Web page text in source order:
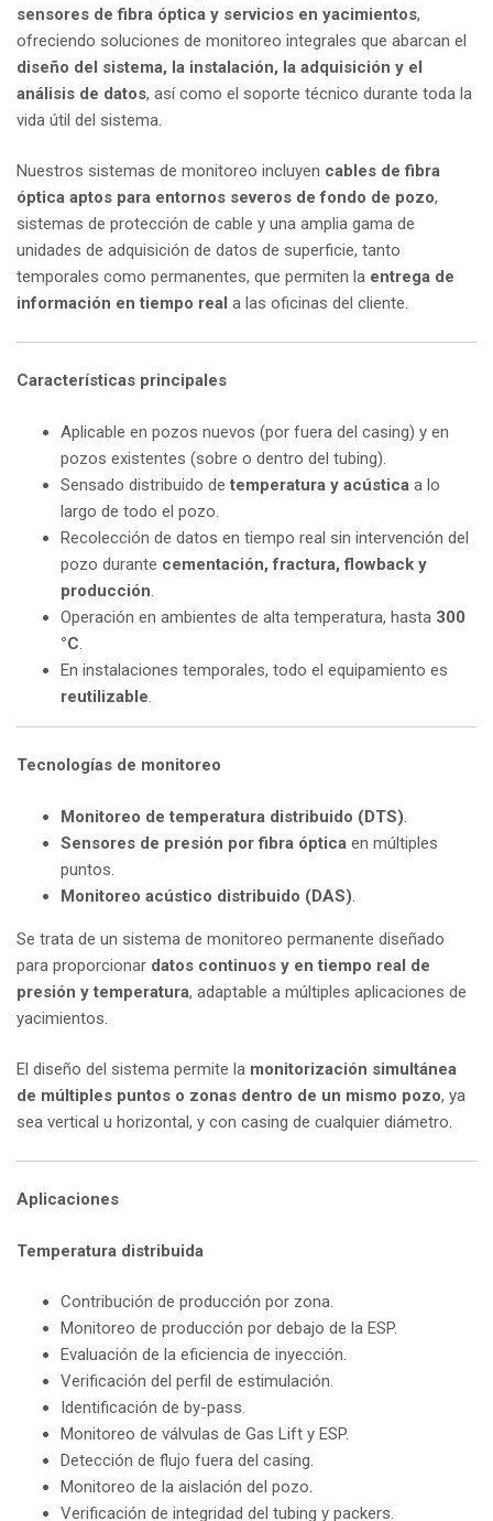
sensores de fibra óptica y servicios en yacimientos,
ofreciendo soluciones de monitoreo integrales que abarcan el
diseño del sistema, la instalación, la adquisición y el
análisis de datos, así como el soporte técnico durante toda la
vida útil del sistema.
Nuestros sistemas de monitoreo incluyen cables de fibra
óptica aptos para entornos severos de fondo de pozo,
sistemas de protección de cable y una amplia gama de
unidades de adquisición de datos de superficie, tanto
temporales como permanentes, que permiten la entrega de
información en tiempo real a las oficinas del cliente.
Características principales
Aplicable en pozos nuevos (por fuera del casing) y en
pozos existentes (sobre o dentro del tubing).
Sensado distribuido detemperatura y acústica a lo
largo de todo el pozo.
Recolección de datos en tiempo real sin intervención del
pozo durante cementación, fractura, flowback y
producción
Operación en ambientes de alta temperatura, hasta 300
°C
En instalaciones temporales, todo el equipamiento es
reutilizable
Tecnologías de monitoreo
Monitoreo de temperatura distribuido (DTS)
Sensores de presión por fibra óptica en múltiples
puntos.
Monitoreo acústico distribuido (DAS)
Se trata de un sistema de monitoreo permanente diseñado
para proporcionar datos continuos y en tiempo real de
presión y temperatura, adaptable a múltiples aplicaciones de
yacimientos.
El diseño del sistema permite la monitorización simultánea
de múltiples puntos o zonas dentro de un mismo pozo, ya
sea vertical u horizontal, y con casing de cualquier diámetro.
Aplicaciones
Temperatura distribuida
Contribución de producción por zona.
Monitoreo de producción por debajo de la ESP.
Evaluación de la eficiencia de inyección.
Verificación del perfil de estimulación.
Identificación de by-pass.
Monitoreo de válvulas de Gas Lift y ESP.
Detección de flujo fuera del casing.
Monitoreo de la aislación del pozo.
Verificación de integridad del tubing y packers.